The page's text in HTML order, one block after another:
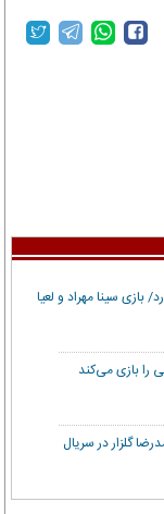
بازی سینا مهراد و لعیا
را بازی می‌کند
گلزار در سریال